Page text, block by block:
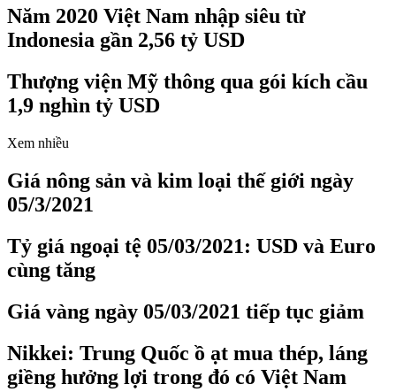
Năm 2020 Việt Nam nhập siêu từ
Indonesia gần 2,56 tỷ USD
Thượng viện Mỹ thông qua gói kích cầu
1,9 nghìn tỷ USD
Xem nhiều
Giá nông sản và kim loại thế giới ngày
05/3/2021
Tỷ giá ngoại tệ 05/03/2021: USD và Euro
cùng tăng
Giá vàng ngày 05/03/2021 tiếp tục giảm
Nikkei: Trung Quốc ồ ạt mua thép, láng
giềng hưởng lợi trong đó có Việt Nam